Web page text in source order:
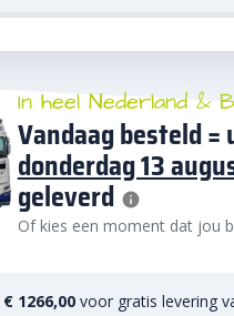
In heel Nederland &
Vandaag besteld
donderdag 13
geleverd
Of kies een moment dat jou
€ 1266,00 voor gratis levering